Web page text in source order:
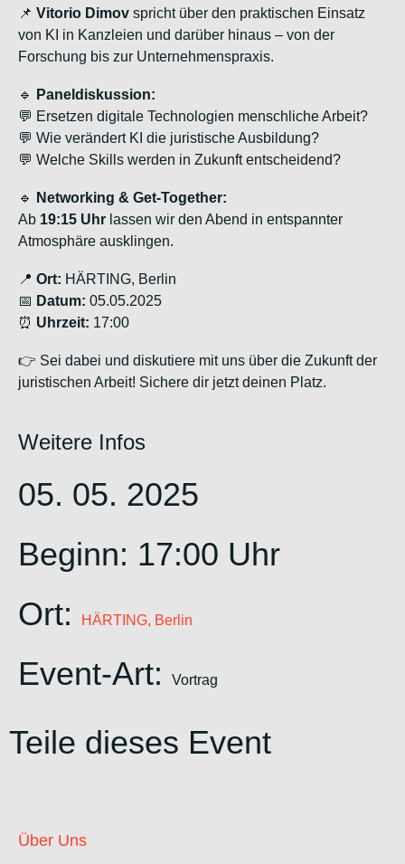
📌 Vitorio Dimov spricht über den praktischen Einsatz
von KI in Kanzleien und darüber hinaus – von der
Forschung bis zur Unternehmenspraxis.
🔹
Paneldiskussion:
💬 Ersetzen digitale Technologien menschliche Arbeit?
💬 Wie verändert KI die juristische Ausbildung?
💬 Welche Skills werden in Zukunft entscheidend?
🔹
Networking & Get-Together:
Ab 19:15 Uhr lassen wir den Abend in entspannter
Atmosphäre ausklingen.
📍 Ort: HÄRTING, Berlin
📅 Datum: 05.05.2025
⏰ Uhrzeit: 17:00
👉 Sei dabei und diskutiere mit uns über die Zukunft der
juristischen Arbeit! Sichere dir jetzt deinen Platz.
Weitere Infos
05. 05. 2025
Beginn: 17:00 Uhr
Ort:
HÄRTING, Berlin
Event-Art: Vortrag
Teile dieses Event
Über Uns